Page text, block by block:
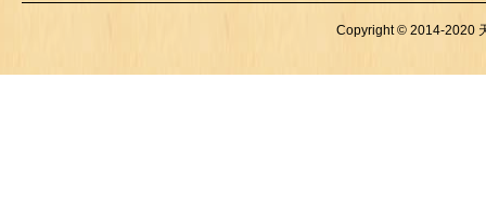
Copyright © 2014-2020